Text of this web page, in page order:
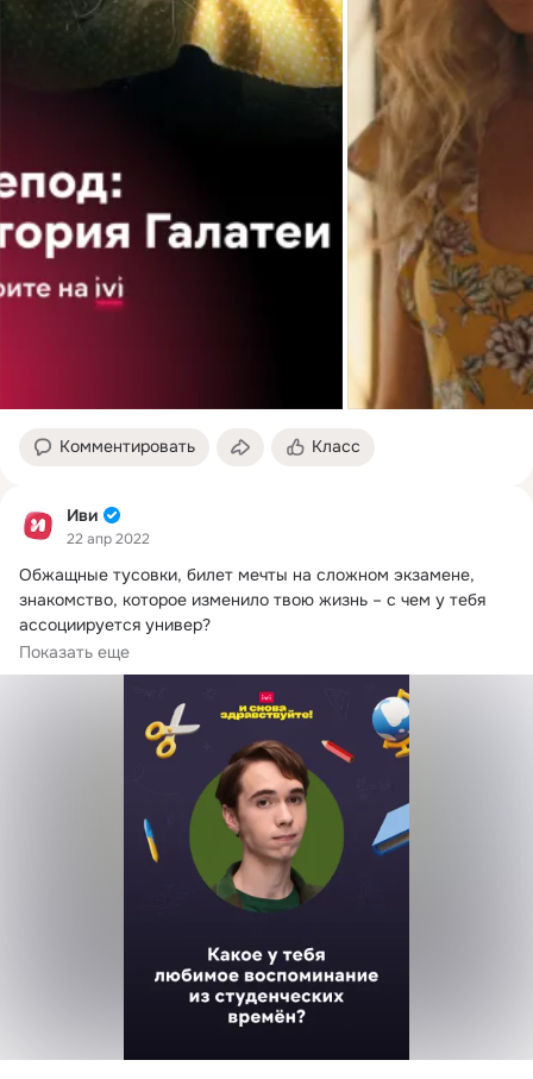
Комментировать Класс
Иви
22 апр 2022
Обжащные тусовки, билет мечты на сложном экзамене,
знакомство, которое изменило твою жизнь – с чем у тебя
ассоциируется универ?
С тебя – самое яркое воспоминание в комментариях 💬
Показать еще